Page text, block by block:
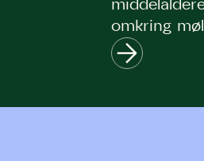
omkring
og
området i